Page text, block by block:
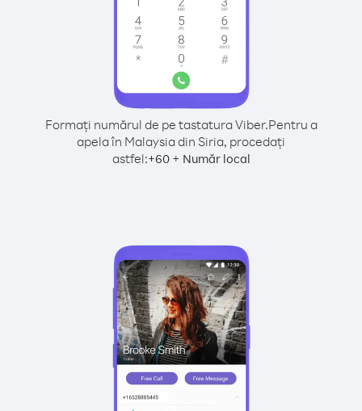
Formați numărul de pe tastatura Viber.Pentru a
apela în Malaysia din Siria, procedați
astfel:+60+ Număr local